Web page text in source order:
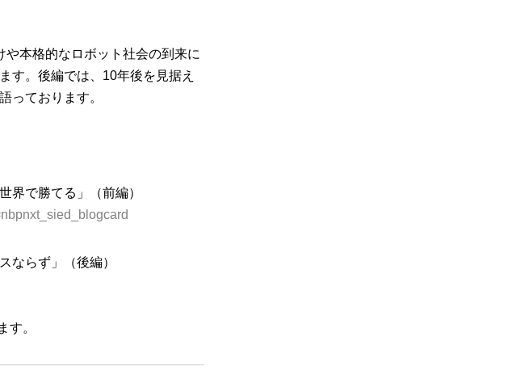
本格的なロボット社会の到来に
す。後編では、10年後を見据え
っております。
界で勝てる」（前編）
ならず」（後編）
す。